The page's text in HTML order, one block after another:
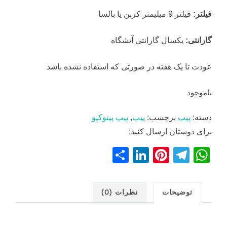
فیلتر: فیلتر 9 میلیمتر کربن یا بالسا
گارانتی: یکسال گارانتی آتشگاه
عودت تا یک هفته در صورتی که استفاده نشده باشد
ناموجود
دسته: پیپ برچسب: پیپ, پیپ پینوکیو
برای دوستان ارسال کنید:
W
at
T
e
Pi
er
e
Li
k
e
ar
e
توضیحات نظرات (0)